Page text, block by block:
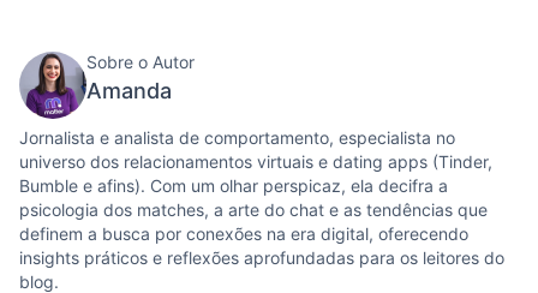
Sobre o Autor
Amanda
Jornalista e analista de comportamento, especialista no
universo dos relacionamentos virtuais e dating apps (Tinder,
Bumble e afins). Com um olhar perspicaz, ela decifra a
psicologia dos matches, a arte do chat e as tendências que
definem a busca por conexões na era digital, oferecendo
insights práticos e reflexões aprofundadas para os leitores do
blog.